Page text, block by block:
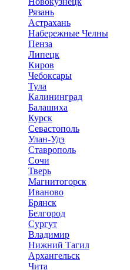
Рязань
Астрахань
Набережные Челны
Пенза
Липецк
Киров
Чебоксары
Тула
Калининград
Балашиха
Курск
Севастополь
Улан-Удэ
Ставрополь
Сочи
Тверь
Магнитогорск
Иваново
Брянск
Белгород
Сургут
Владимир
Нижний Тагил
Архангельск
Чита